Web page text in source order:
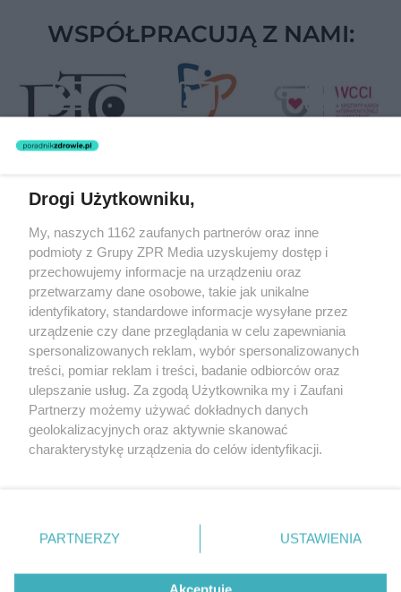
WSPÓŁPRACUJĄ Z NAMI:
Żaden utwór zamieszczony w serwisie nie może być powielany i
rozpowszechniany lub dalej rozpowszechniany w jakikolwiek sposób
(w tym także elektroniczny lub mechaniczny) na jakimkolwiek polu
eksploatacji w jakiejkolwiek formie, włącznie z umieszczaniem w
Internecie bez pisemnej zgody właściciela praw. Jakiekolwiek użycie
lub wykorzystanie utworów w całości lub w części z naruszeniem
prawa, tzn. bez właściwej zgody, jest zabronione pod groźbą kary i
może być ścigane prawnie.
O nas
Nasze serwisy
Drogi Użytkowniku,
My, naszych 1162 zaufanych partnerów oraz inne
podmioty z Grupy ZPR Media uzyskujemy dostęp i
przechowujemy informacje na urządzeniu oraz
przetwarzamy dane osobowe, takie jak unikalne
identyfikatory, standardowe informacje wysyłane przez
urządzenie czy dane przeglądania w celu zapewniania
spersonalizowanych reklam, wybór spersonalizowanych
treści, pomiar reklam i treści, badanie odbiorców oraz
ulepszanie usług. Za zgodą Użytkownika my i Zaufani
Partnerzy możemy używać dokładnych danych
geolokalizacyjnych oraz aktywnie skanować
charakterystykę urządzenia do celów identyfikacji.
zmienić/wycofać klikając przycisk ustawień prywatności
znajdujący się w lewym dolnym rogu strony
rodzaje przetwarzania danych nie wymagają zgody
PARTNERZY USTAWIENIA
Akceptuję